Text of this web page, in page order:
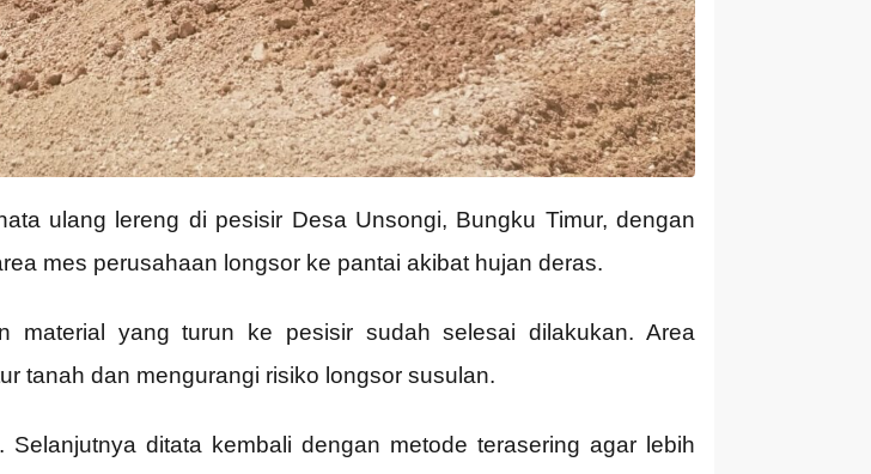
ulang lereng di pesisir Desa Unsongi, Bungku Timur, dengan
mes perusahaan longsor ke pantai akibat hujan deras.
material yang turun ke pesisir sudah selesai dilakukan. Area
tanah dan mengurangi risiko longsor susulan.
ditata kembali dengan metode terasering agar lebih